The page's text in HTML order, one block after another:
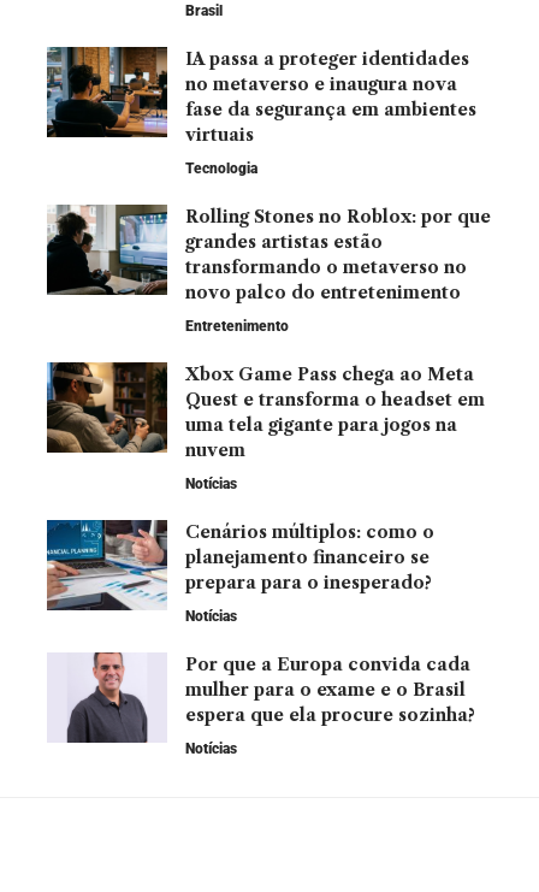
Brasil
IA passa a proteger identidades
no metaverso e inaugura nova
fase da segurança em ambientes
virtuais
Tecnologia
Rolling Stones no Roblox: por que
grandes artistas estão
transformando o metaverso no
novo palco do entretenimento
Entretenimento
Xbox Game Pass chega ao Meta
Quest e transforma o headset em
uma tela gigante para jogos na
nuvem
Notícias
Cenários múltiplos: como o
planejamento financeiro se
prepara para o inesperado?
Notícias
Por que a Europa convida cada
mulher para o exame e o Brasil
espera que ela procure sozinha?
Notícias